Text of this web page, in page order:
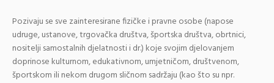
Pozivaju se sve zainteresirane fizičke i pravne osobe (napose
udruge, ustanove, trgovačka društva, športska društva, obrtnici,
nositelji samostalnih djelatnosti i dr.) koje svojim djelovanjem
doprinose kulturnom, edukativnom, umjetničom, društvenom,
športskom ili nekom drugom sličnom sadržaju (kao što su npr.